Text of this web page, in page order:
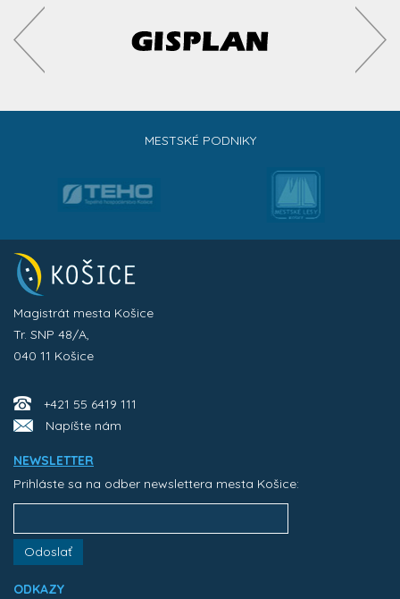
MESTSKÉ PODNIKY
Magistrát mesta Košice
Tr. SNP 48/A,
040 11 Košice
+421 55 6419 111
Napíšte nám
NEWSLETTER
Prihláste sa na odber newslettera mesta Košice:
Odoslať
ODKAZY